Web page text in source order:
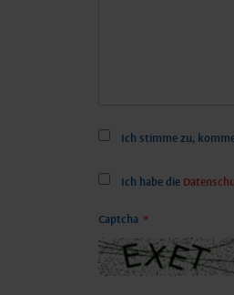
Ich stimme zu,
Ich habe die
Captcha *